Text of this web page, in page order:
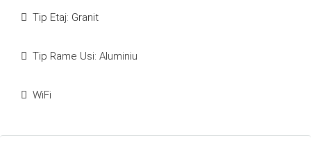
Tip Etaj: Granit
Tip Rame Usi: Aluminiu
WiFi